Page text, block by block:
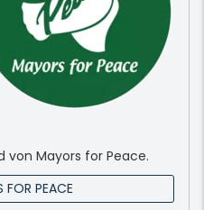
von Mayors for Peace.
FOR PEACE